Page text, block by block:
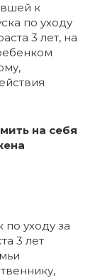
к
по уходу
3 лет, на
на себя
по уходу за
3 лет